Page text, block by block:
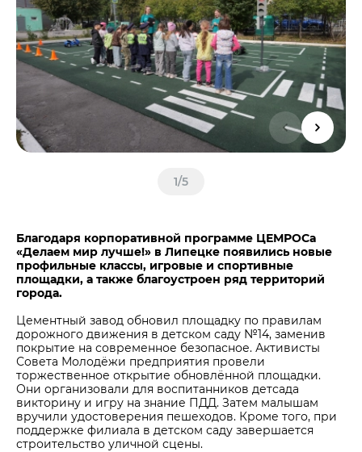
1/5
Благодаря корпоративной программе ЦЕМРОСа
«Делаем мир лучше!» в Липецке появились новые
профильные классы, игровые и спортивные
площадки, а также благоустроен ряд территорий
города.
Цементный завод обновил площадку по правилам
дорожного движения в детском саду №14, заменив
покрытие на современное безопасное. Активисты
Совета Молодёжи предприятия провели
торжественное открытие обновлённой площадки.
Они организовали для воспитанников детсада
викторину и игру на знание ПДД. Затем малышам
вручили удостоверения пешеходов. Кроме того, при
поддержке филиала в детском саду завершается
строительство уличной сцены.
Центры дистрибуции
Реализация ТМЦ и непрофильных активов
Политика в области закупок
В помощь поставщику
Не только цемент
Люди ЦЕМРОСа
Технологии и тренды
Издание для клиентов
Аналитика цементной отрасли
Медиабанк
Контакты для СМИ
Служба доверия